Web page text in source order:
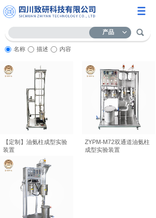
产品
名称 描述 内容
【定制】油氨柱成型实验
装置
ZYPM-M72双通道油氨柱
成型实验装置